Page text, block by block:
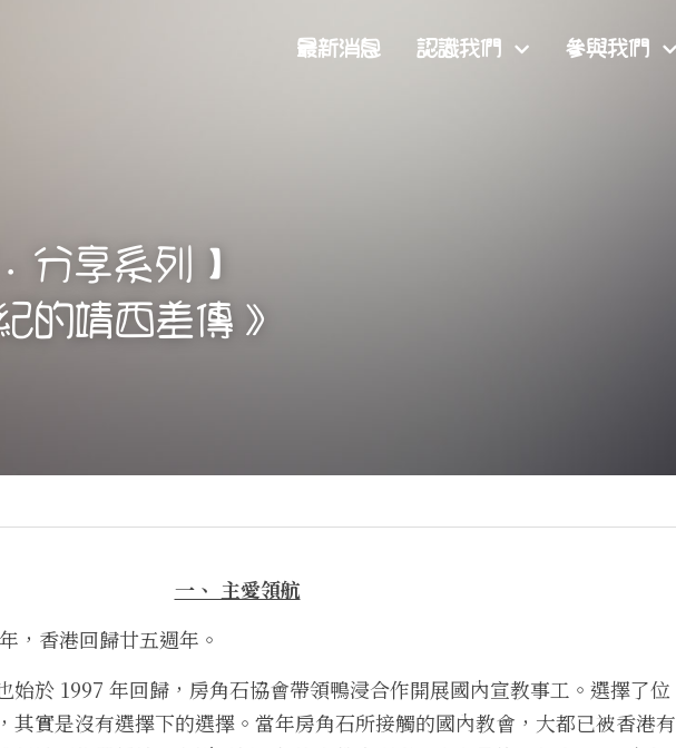
最新消息 認識我們 參與我們
分享系列】
的靖西差傳》
一、 主愛領航
，香港回歸廿五週年。
始於 1997 年回歸，房角石協會帶領鴨浸合作開展國內宣教事工。選擇了位
其實是沒有選擇下的選擇。當年房角石所接觸的國內教會，大都已被香港有